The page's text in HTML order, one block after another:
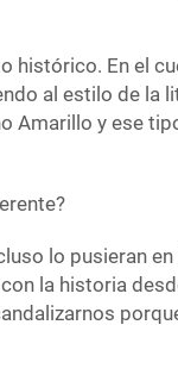
histórico. En el
al estilo de la
Amarillo y ese
lo pusieran
la historia